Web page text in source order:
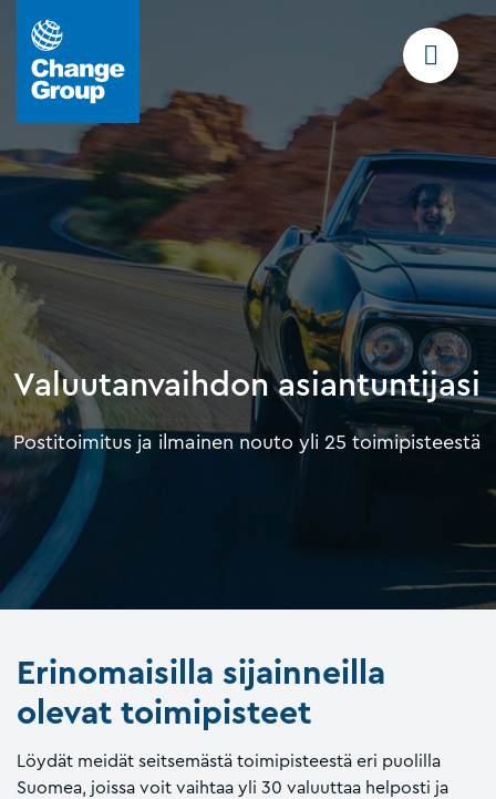
Valuutanvaihdon asiantuntijasi
Postitoimitus ja ilmainen nouto yli 25 toimipisteestä
Erinomaisilla sijainneilla
olevat toimipisteet
Löydät meidät seitsemästä toimipisteestä eri puolilla
Suomea, joissa voit vaihtaa yli 30 valuuttaa helposti ja